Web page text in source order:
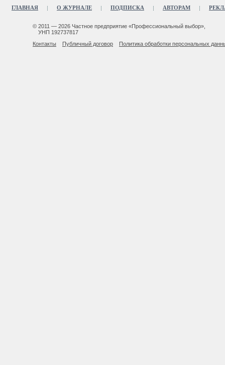
ГЛАВНАЯ О ЖУРНАЛЕ ПОДПИСКА АВТОРАМ
© 2011 — 2026 Частное предприятие «Профессиональный выбор»,
УНП 192737817
Контакты
Публичный договор Политика обработки персональных